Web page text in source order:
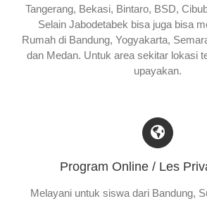
Tangerang, Bekasi, Bintaro, BSD,
Selain Jabodetabek bisa juga bisa
Rumah di Bandung, Yogyakarta,
dan Medan. Untuk area sekitar lokasi
upayakan.
Program Online / Les
Melayani untuk siswa dari Bandung,